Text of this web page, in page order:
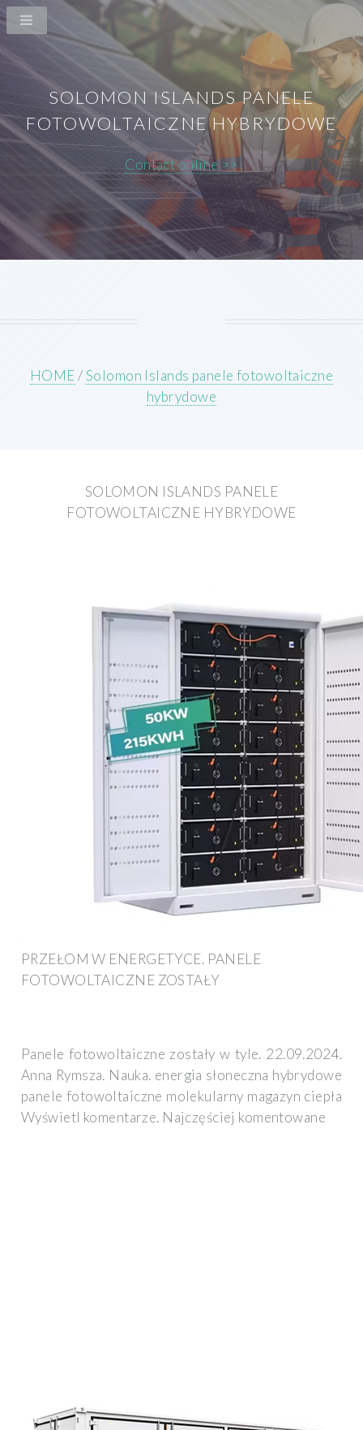
SOLOMON ISLANDS PANELE
FOTOWOLTAICZNE HYBRYDOWE
Contact online >>
HOME/Solomon Islands panele fotowoltaiczne
hybrydowe
SOLOMON ISLANDS PANELE
FOTOWOLTAICZNE HYBRYDOWE
PRZEŁOM W ENERGETYCE. PANELE
FOTOWOLTAICZNE ZOSTAŁY
Panele fotowoltaiczne zostały w tyle. 22.09.2024.
Anna Rymsza. Nauka. energia słoneczna hybrydowe
panele fotowoltaiczne molekularny magazyn ciepła
Wyświetl komentarze. Najczęściej komentowane